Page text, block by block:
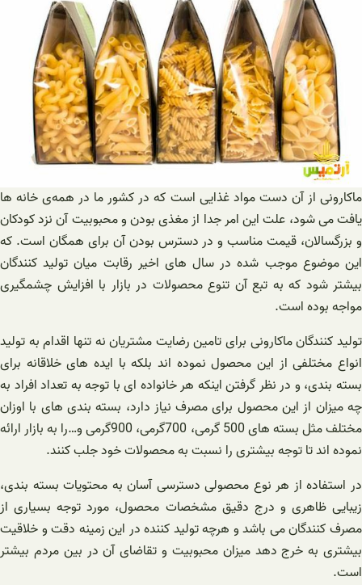
ماکارونی از آن دست مواد غذایی است که در کشور ما در همه‌ی خانه ها
یافت می شود، علت این امر جدا از مغذی بودن و محبوبیت آن نزد کودکان
و بزرگسالان، قیمت مناسب و در دسترس بودن آن برای همگان است. که
این موضوع موجب شده در سال های اخیر رقابت میان تولید کنندگان
بیشتر شود که به تبع آن تنوع محصولات در بازار با افزایش چشمگیری
مواجه بوده است.
تولید کنندگان ماکارونی برای تامین رضایت مشتریان نه تنها اقدام به تولید
انواع مختلفی از این محصول نموده اند بلکه با ایده های خلاقانه برای
بسته بندی، و در نظر گرفتن اینکه هر خانواده ای با توجه به تعداد افراد به
چه میزان از این محصول برای مصرف نیاز دارد، بسته بندی های با اوزان
مختلف مثل بسته های 500 گرمی، 700گرمی، 900گرمی و…را به بازار ارائه
نموده اند تا توجه بیشتری را نسبت به محصولات خود جلب کنند.
در استفاده از هر نوع محصولی دسترسی آسان به محتویات بسته بندی،
زیبایی ظاهری و درج دقیق مشخصات محصول، مورد توجه بسیاری از
مصرف کنندگان می باشد و هرچه تولید کننده در این زمینه دقت و خلاقیت
بیشتری به خرج دهد میزان محبوبیت و تقاضای آن در بین مردم بیشتر
است.